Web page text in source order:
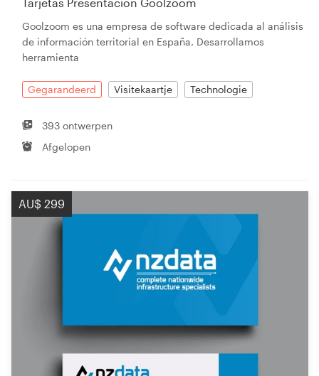
Goolzoom es una empresa de software dedicada al análisis
de información territorial en España. Desarrollamos
herramienta
Gegarandeerd Visitekaartje Technologie
393 ontwerpen
Afgelopen
AU$ 299